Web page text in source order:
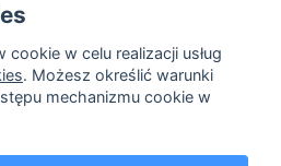
Realizacja:
Intellect.pl
w celu realizacji usług
. Możesz określić warunki
mechanizmu cookie w